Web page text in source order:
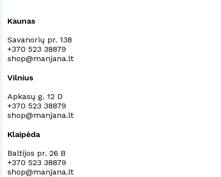
Kaunas
Savanorių pr. 138
+370 523 38879
shop@manjana.lt
Vilnius
Apkasų g. 12 D
+370 523 38879
shop@manjana.lt
Klaipėda
Baltijos pr. 26 B
+370 523 38879
shop@manjana.lt